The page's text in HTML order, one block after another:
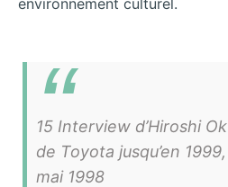
15 Interview d’Hiroshi
de Toyota jusqu’en
mai 1998